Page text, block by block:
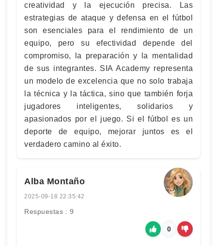
creatividad y la ejecución precisa. Las
estrategias de ataque y defensa en el fútbol
son esenciales para el rendimiento de un
equipo, pero su efectividad depende del
compromiso, la preparación y la mentalidad
de sus integrantes. SIA Academy representa
un modelo de excelencia que no solo trabaja
la técnica y la táctica, sino que también forja
jugadores inteligentes, solidarios y
apasionados por el juego. Si el fútbol es un
deporte de equipo, mejorar juntos es el
verdadero camino al éxito.
Alba Montaño
2025-09-18 22:35:42
Respuestas : 9
0